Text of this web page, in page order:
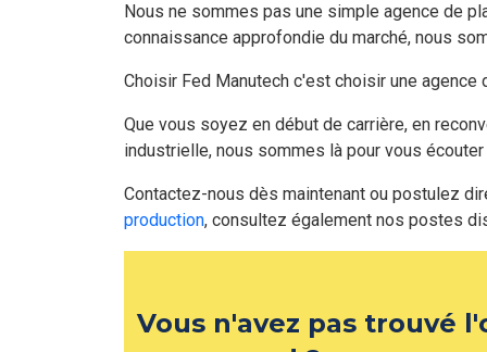
Nous ne sommes pas une simple agence de
connaissance approfondie du marché, nous
Choisir Fed Manutech c'est choisir une
Que vous soyez en début de carrière, en
industrielle, nous sommes là pour vous
Contactez-nous dès maintenant ou postulez
production, consultez également nos postes
Vous n'avez pas trouvé